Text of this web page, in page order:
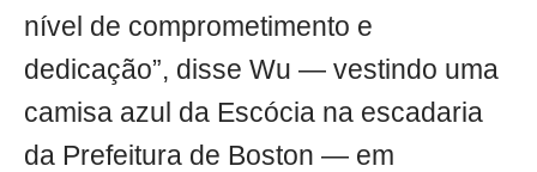
nível de comprometimento e
dedicação”, disse Wu — vestindo uma
camisa azul da Escócia na escadaria
da Prefeitura de Boston — em